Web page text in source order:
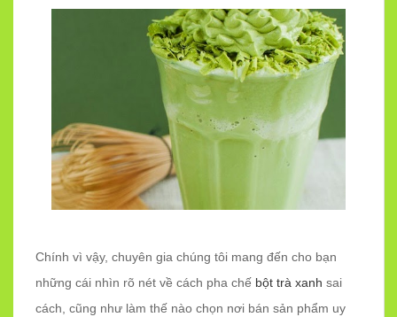
Chính vì vậy, chuyên gia chúng tôi mang đến cho bạn
những cái nhìn rõ nét về cách pha chế bột trà xanh sai
cách, cũng như làm thế nào chọn nơi bán sản phẩm uy